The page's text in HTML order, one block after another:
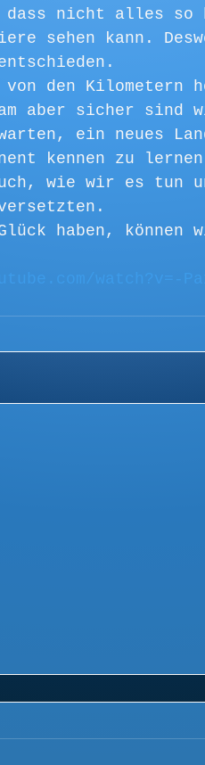
nicht alles so
sehen kann.
den Kilometern
aber sicher sind
ein neues
kennen zu
wie wir es tun
haben, können
watch?v=-